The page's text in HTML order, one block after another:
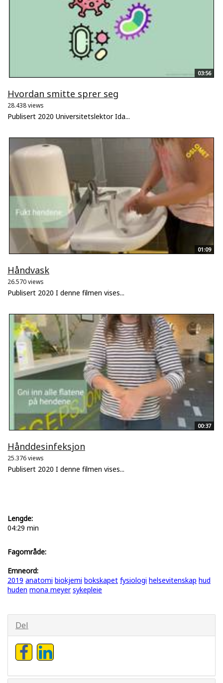
03:56
Hvordan smitte sprer seg
28.438 views
Publisert 2020 Universitetslektor Ida...
01:09
Håndvask
26.570 views
Publisert 2020 I denne filmen vises...
00:37
Hånddesinfeksjon
25.376 views
Publisert 2020 I denne filmen vises...
Lengde:
04:29 min
Fagområde:
Emneord:
2019 anatomi biokjemi bokskapet fysiologi helsevitenskap hud
huden mona meyer sykepleie
Del